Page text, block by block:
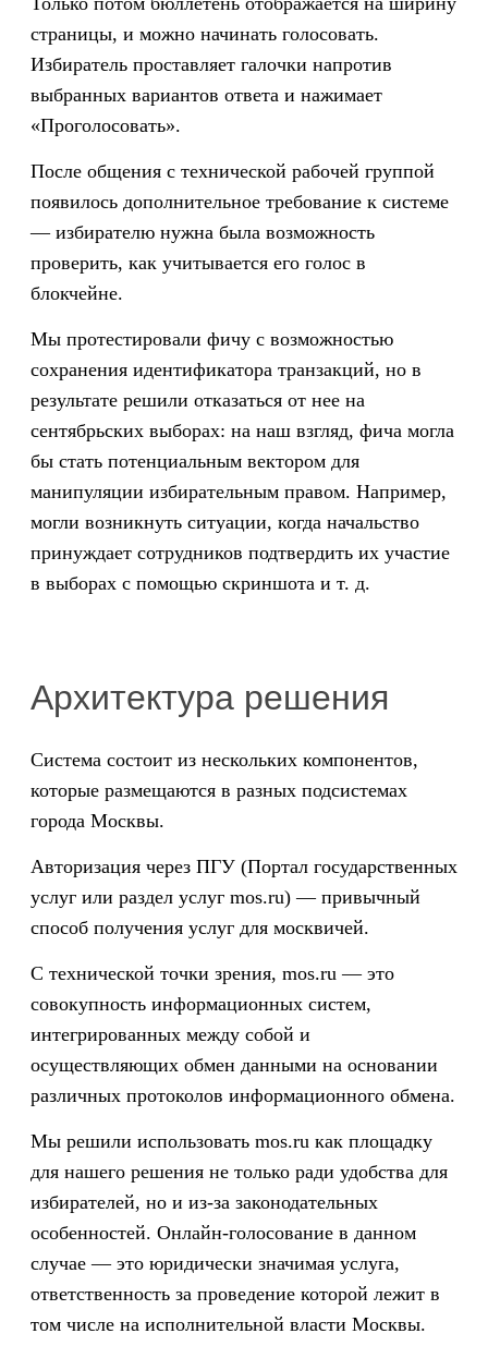
страницы, и можно начинать голосовать.
Избиратель проставляет галочки напротив
выбранных вариантов ответа и нажимает
«Проголосовать».
После общения с технической рабочей группой
появилось дополнительное требование к системе
— избирателю нужна была возможность
проверить, как учитывается его голос в
блокчейне.
Мы протестировали фичу с возможностью
сохранения идентификатора транзакций, но в
результате решили отказаться от нее на
сентябрьских выборах: на наш взгляд, фича могла
бы стать потенциальным вектором для
манипуляции избирательным правом. Например,
могли возникнуть ситуации, когда начальство
принуждает сотрудников подтвердить их участие
в выборах с помощью скриншота и т. д.
Архитектура решения
Система состоит из нескольких компонентов,
которые размещаются в разных подсистемах
города Москвы.
Авторизация через ПГУ (Портал государственных
услуг или раздел услуг mos.ru) — привычный
способ получения услуг для москвичей.
С технической точки зрения, mos.ru — это
совокупность информационных систем,
интегрированных между собой и
осуществляющих обмен данными на основании
различных протоколов информационного обмена.
Мы решили использовать mos.ru как площадку
для нашего решения не только ради удобства для
избирателей, но и из-за законодательных
особенностей. Онлайн-голосование в данном
случае — это юридически значимая услуга,
ответственность за проведение которой лежит в
том числе на исполнительной власти Москвы.